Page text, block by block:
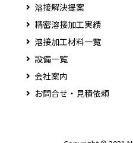
溶接解決提案
精密溶接加工実績
溶接加工材料一覧
設備一覧
会社案内
お問合せ・見積依頼